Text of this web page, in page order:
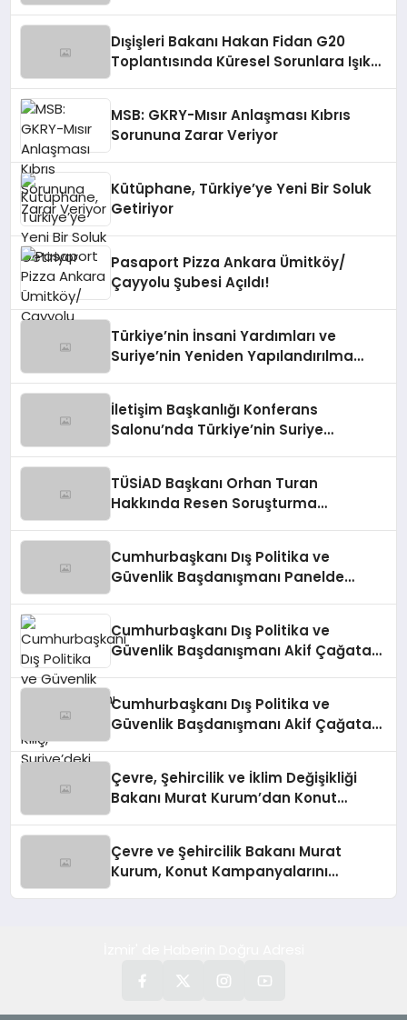
Dışişleri Bakanı Hakan Fidan G20
Toplantısında Küresel Sorunlara Işık
MSB: GKRY-Mısır Anlaşması Kıbrıs
Sorununa Zarar Veriyor
Kütüphane, Türkiye’ye Yeni Bir Soluk
Getiriyor
Pasaport Pizza Ankara Ümitköy/
Çayyolu Şubesi Açıldı!
Türkiye’nin İnsani Yardımları ve
Suriye’nin Yeniden Yapılandırılma
İletişim Başkanlığı Konferans
Salonu’nda Türkiye’nin Suriye
TÜSİAD Başkanı Orhan Turan
Hakkında Resen Soruşturma
Cumhurbaşkanı Dış Politika ve
Güvenlik Başdanışmanı Panelde
Cumhurbaşkanı Dış Politika ve
Güvenlik Başdanışmanı Akif Çağatay
Cumhurbaşkanı Dış Politika ve
Güvenlik Başdanışmanı Akif Çağatay
Çevre, Şehircilik ve İklim Değişikliği
Bakanı Murat Kurum’dan Konut
Çevre ve Şehircilik Bakanı Murat
Kurum, Konut Kampanyalarını